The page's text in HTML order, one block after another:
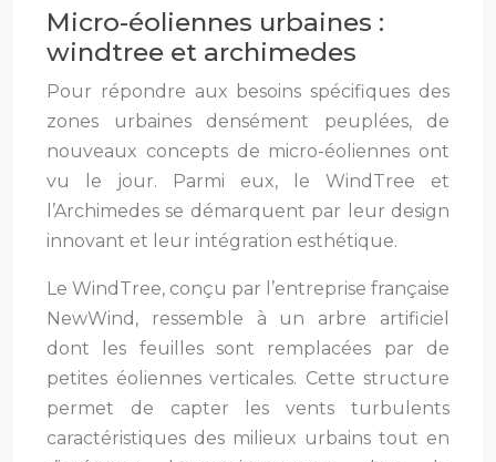
Micro-éoliennes urbaines :
windtree et archimedes
Pour répondre aux besoins spécifiques des
zones urbaines densément peuplées, de
nouveaux concepts de micro-éoliennes ont
vu le jour. Parmi eux, le WindTree et
l’Archimedes se démarquent par leur design
innovant et leur intégration esthétique.
Le WindTree, conçu par l’entreprise française
NewWind, ressemble à un arbre artificiel
dont les feuilles sont remplacées par de
petites éoliennes verticales. Cette structure
permet de capter les vents turbulents
caractéristiques des milieux urbains tout en